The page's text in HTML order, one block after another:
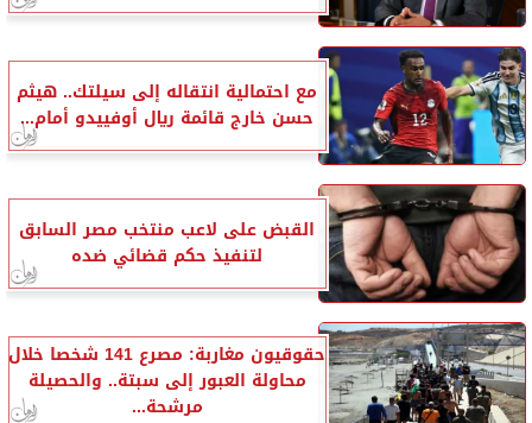
مع احتمالية انتقاله إلى سيلتك.. هيثم
حسن خارج قائمة ريال أوفييدو أمام...
القبض على لاعب منتخب مصر السابق
لتنفيذ حكم قضائي ضده
حقوقيون مغاربة: مصرع 141 شخصا خلال
محاولة العبور إلى سبتة.. والحصيلة
مرشحة...